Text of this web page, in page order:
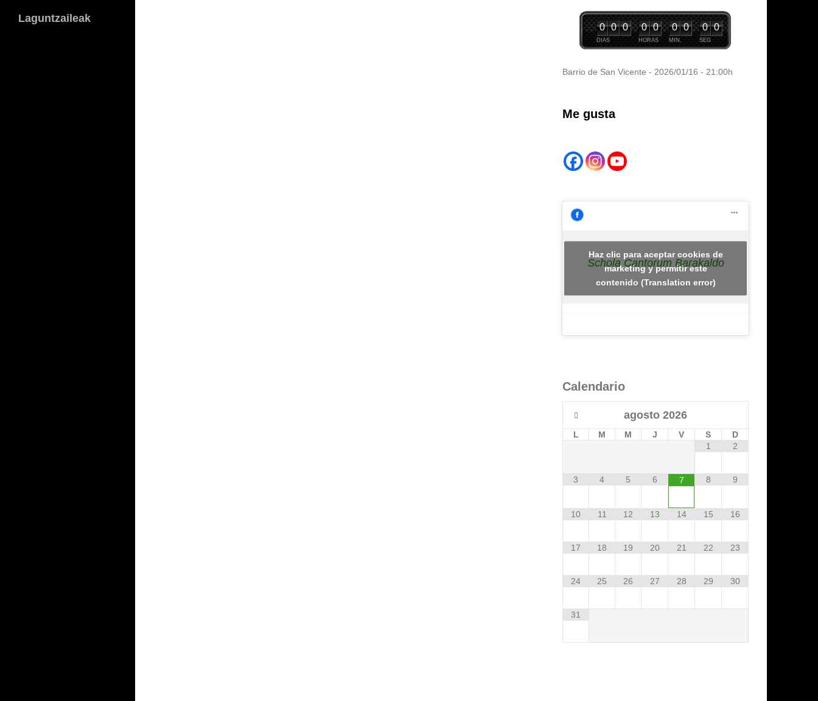
DIAS
0 0 0
HORAS
0 0
MIN.
0 0
SEG
0 0
Barrio de San Vicente - 2026/01/16 - 21:00h
Me gusta
Schola Cantorum Barakaldo
Haz clic para aceptar cookies de
marketing y permitir este
contenido (Translation error)
Calendario
agosto 2026
L M M J V S
D
1
2
3 4 5 6 7 8 9
10 11 12 13 14 15 16
17 18 19 20 21 22 23
24 25 26 27 28 29 30
31
Laguntzaileak